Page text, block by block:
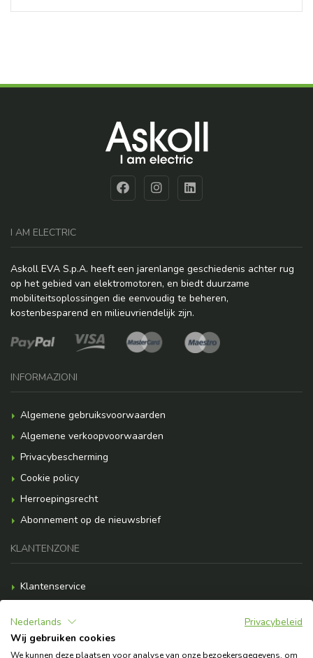
I AM ELECTRIC
Askoll EVA S.p.A. heeft een jarenlange geschiedenis achter rug
op het gebied van elektromotoren, en biedt duurzame
mobiliteitsoplossingen die eenvoudig te beheren,
kostenbesparend en milieuvriendelijk zijn.
INFORMAZIONI
Algemene gebruiksvoorwaarden
Algemene verkoopvoorwaarden
Privacybescherming
Cookie policy
Herroepingsrecht
Abonnement op de nieuwsbrief
KLANTENZONE
Klantenservice
Verzendkosten
F.A.Q.
Nederlands
Privacybeleid
Wij gebruiken cookies
We kunnen deze plaatsen voor analyse van onze bezoekersgegevens, om